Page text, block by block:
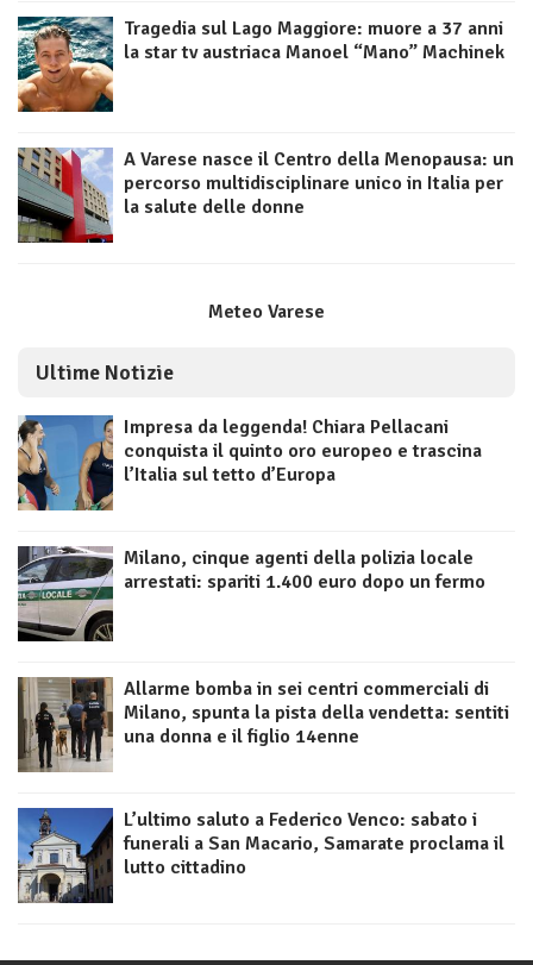
Tragedia sul Lago Maggiore: muore a 37 anni
la star tv austriaca Manoel “Mano” Machinek
A Varese nasce il Centro della Menopausa: un
percorso multidisciplinare unico in Italia per
la salute delle donne
Meteo Varese
Ultime Notizie
Impresa da leggenda! Chiara Pellacani
conquista il quinto oro europeo e trascina
l’Italia sul tetto d’Europa
Milano, cinque agenti della polizia locale
arrestati: spariti 1.400 euro dopo un fermo
Allarme bomba in sei centri commerciali di
Milano, spunta la pista della vendetta: sentiti
una donna e il figlio 14enne
L’ultimo saluto a Federico Venco: sabato i
funerali a San Macario, Samarate proclama il
lutto cittadino